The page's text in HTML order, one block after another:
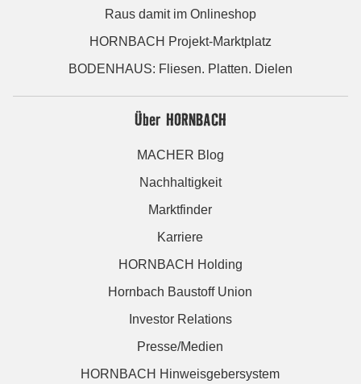
Raus damit im Onlineshop
HORNBACH Projekt-Marktplatz
BODENHAUS: Fliesen. Platten. Dielen
Über HORNBACH
MACHER Blog
Nachhaltigkeit
Marktfinder
Karriere
HORNBACH Holding
Hornbach Baustoff Union
Investor Relations
Presse/Medien
HORNBACH Hinweisgebersystem